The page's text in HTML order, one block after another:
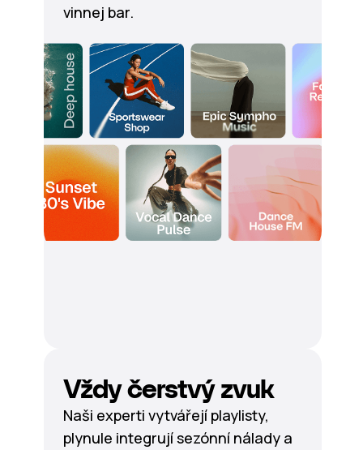
vinnej bar.
Vždy čerstvý zvuk
Naši experti vytvářejí playlisty,
plynule integrují sezónní nálady a